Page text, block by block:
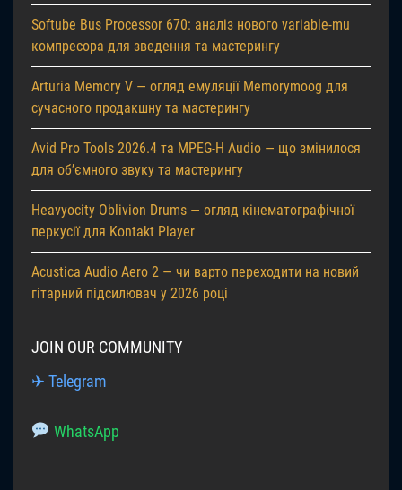
Softube Bus Processor 670: аналіз нового variable-mu
компресора для зведення та мастерингу
Arturia Memory V — огляд емуляції Memorymoog для
сучасного продакшну та мастерингу
Avid Pro Tools 2026.4 та MPEG-H Audio — що змінилося
для об’ємного звуку та мастерингу
Heavyocity Oblivion Drums — огляд кінематографічної
перкусії для Kontakt Player
Acustica Audio Aero 2 — чи варто переходити на новий
гітарний підсилювач у 2026 році
JOIN OUR COMMUNITY
✈ Telegram
WhatsApp